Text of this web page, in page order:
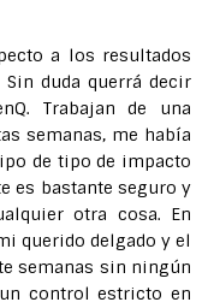
a los resultados
duda querrá decir
Trabajan de una
semanas, me había
de tipo de impacto
es bastante seguro y
otra cosa. En
querido delgado y el
semanas sin ningún
control estricto en